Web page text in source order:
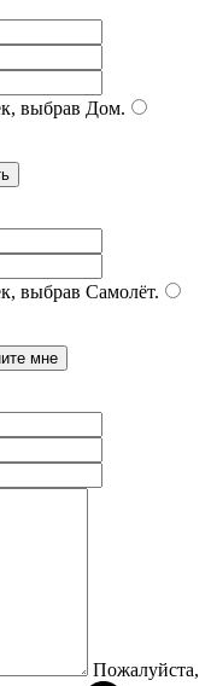
выбрав Дом.
выбрав Самолёт.
Пожалуйста,